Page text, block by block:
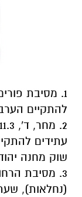
1. מסיבת
להתקיים הערב, ג'
עתידים
שוק מחנה
3. מסיבת
(נחלאות),